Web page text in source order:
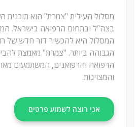
מסלול העילית "צמרת" הוא תוכנית
בצה"ל ובתחום הרפואה בישראל.
המסלול היא להכשיר דור חדש של
הגבוהה ביותר. "צמרת" מאמצת
הרפואה והרפואנים, המשתמעים
והמצוינות.
אני רוצה לשמוע פרטים